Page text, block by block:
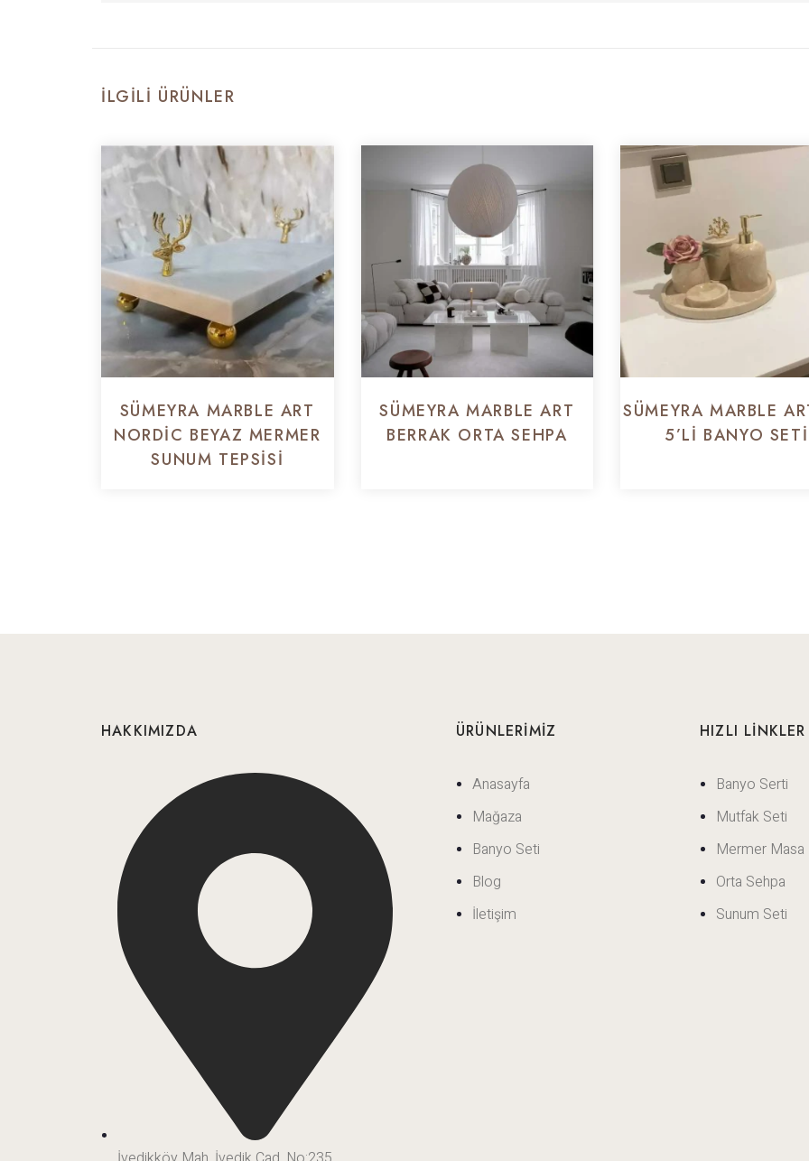
İLGILI ÜRÜNLER
SÜMEYRA MARBLE ART
NORDIC BEYAZ MERMER
SUNUM TEPSISI
SÜMEYRA MARBLE ART
BERRAK ORTA SEHPA
SÜMEYRA MARBLE
5’LI BANYO SETI
HAKKIMIZDA ÜRÜNLERİMİZ
Anasayfa
Mağaza
Banyo Seti
Blog
İletişim
HIZLI LİNKLER
Banyo Serti
Mutfak Seti
Mermer Masa
Orta Sehpa
Sunum Seti